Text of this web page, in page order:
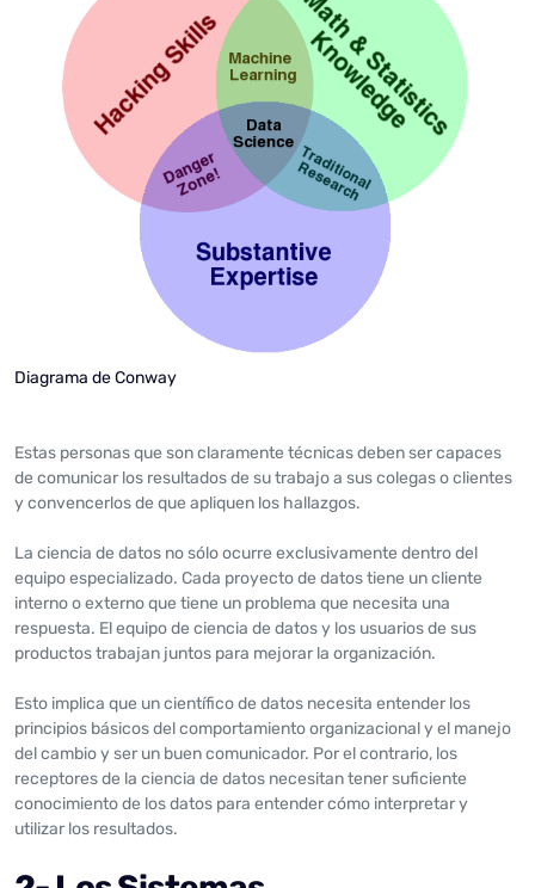
Diagrama de Conway
Estas personas que son claramente técnicas deben ser capaces
de comunicar los resultados de su trabajo a sus colegas o clientes
y convencerlos de que apliquen los hallazgos.
La ciencia de datos no sólo ocurre exclusivamente dentro del
equipo especializado. Cada proyecto de datos tiene un cliente
interno o externo que tiene un problema que necesita una
respuesta. El equipo de ciencia de datos y los usuarios de sus
productos trabajan juntos para mejorar la organización.
Esto implica que un científico de datos necesita entender los
principios básicos del comportamiento organizacional y el manejo
del cambio y ser un buen comunicador. Por el contrario, los
receptores de la ciencia de datos necesitan tener suficiente
conocimiento de los datos para entender cómo interpretar y
utilizar los resultados.